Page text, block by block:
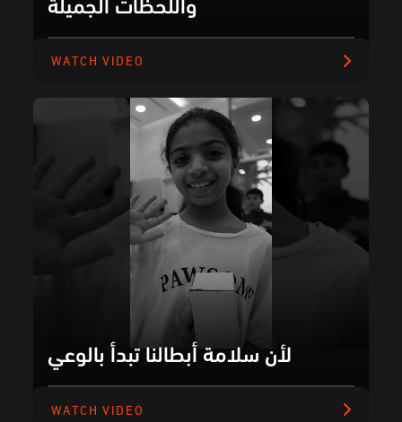
WATCH VIDEO
لأن سلامة أبطالنا تبدأ بالوعي
WATCH VIDEO